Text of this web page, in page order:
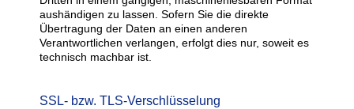
aushändigen zu lassen. Sofern Sie die direkte
Übertragung der Daten an einen anderen
Verantwortlichen verlangen, erfolgt dies nur, soweit es
technisch machbar ist.
SSL- bzw. TLS-Verschlüsselung